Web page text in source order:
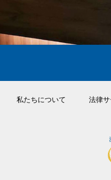
私たちについて 法律